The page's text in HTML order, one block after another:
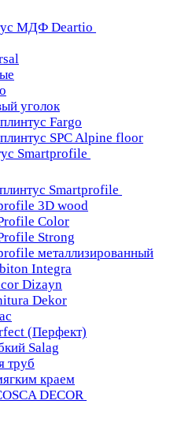
МДФ Deartio
уголок
Fargo
SPC Alpine floor
Smartprofile
Smartprofile
3D wood
Color
Strong
металлизированный
Integra
Dizayn
Dekor
(Перфект)
Salag
труб
краем
DECOR